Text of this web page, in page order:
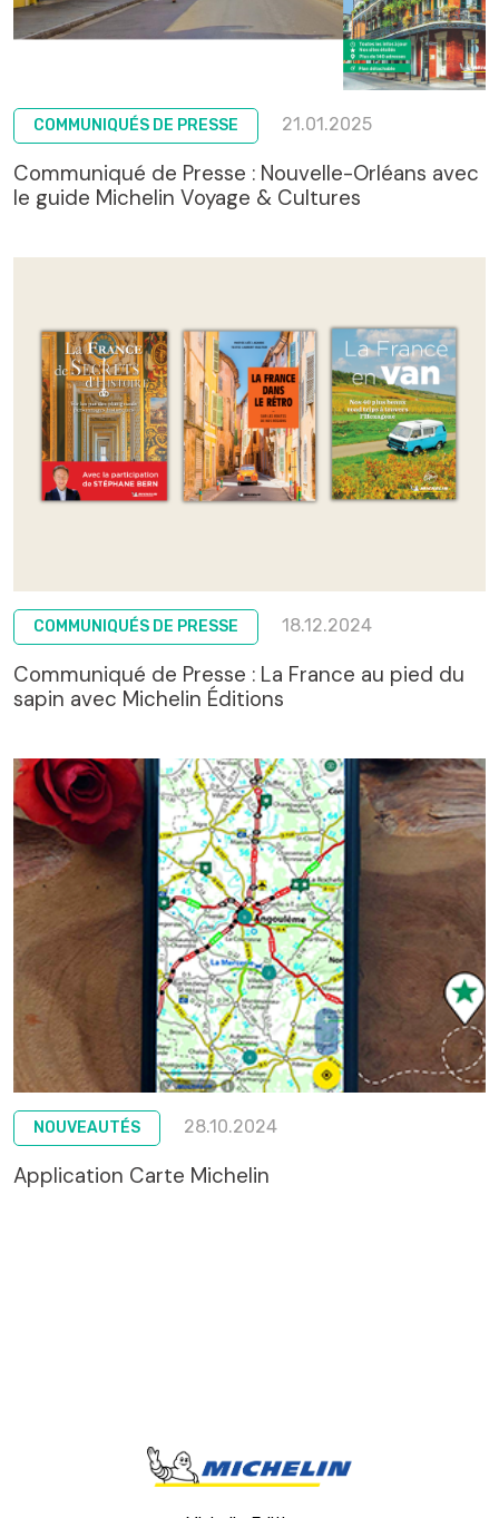
COMMUNIQUÉS DE PRESSE 21.01.2025
Communiqué de Presse : Nouvelle-Orléans avec
le guide Michelin Voyage & Cultures
COMMUNIQUÉS DE PRESSE 18.12.2024
Communiqué de Presse : La France au pied du
sapin avec Michelin Éditions
NOUVEAUTÉS 28.10.2024
Application Carte Michelin